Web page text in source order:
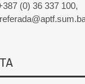
(0) 36 337 100,